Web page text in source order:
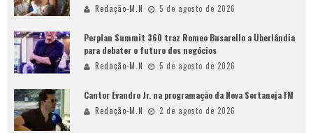
Redação-M.N 5 de agosto de 2026
Perplan Summit 360 traz Romeo Busarello a Uberlândia
para debater o futuro dos negócios
Redação-M.N 5 de agosto de 2026
Cantor Evandro Jr. na programação da Nova Sertaneja FM
Redação-M.N 2 de agosto de 2026